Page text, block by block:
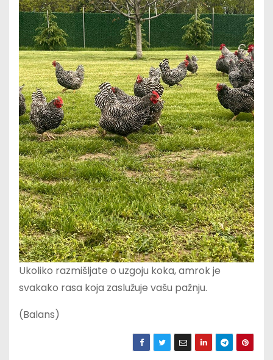
Ukoliko razmišljate o uzgoju koka, amrok je
svakako rasa koja zaslužuje vašu pažnju.
(Balans)